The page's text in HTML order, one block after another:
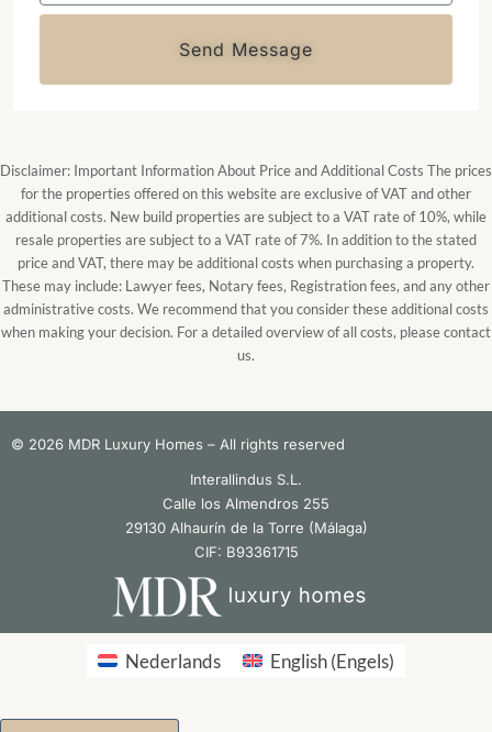
Send Message
Disclaimer: Important Information About Price and Additional Costs The prices
for the properties offered on this website are exclusive of VAT and other
additional costs. New build properties are subject to a VAT rate of 10%, while
resale properties are subject to a VAT rate of 7%. In addition to the stated
price and VAT, there may be additional costs when purchasing a property.
These may include: Lawyer fees, Notary fees, Registration fees, and any other
administrative costs. We recommend that you consider these additional costs
when making your decision. For a detailed overview of all costs, please contact
us.
© 2026 MDR Luxury Homes – All rights reserved
Interallindus S.L.
Calle los Almendros 255
29130 Alhaurín de la Torre (Málaga)
CIF: B93361715
Nederlands English(Engels)